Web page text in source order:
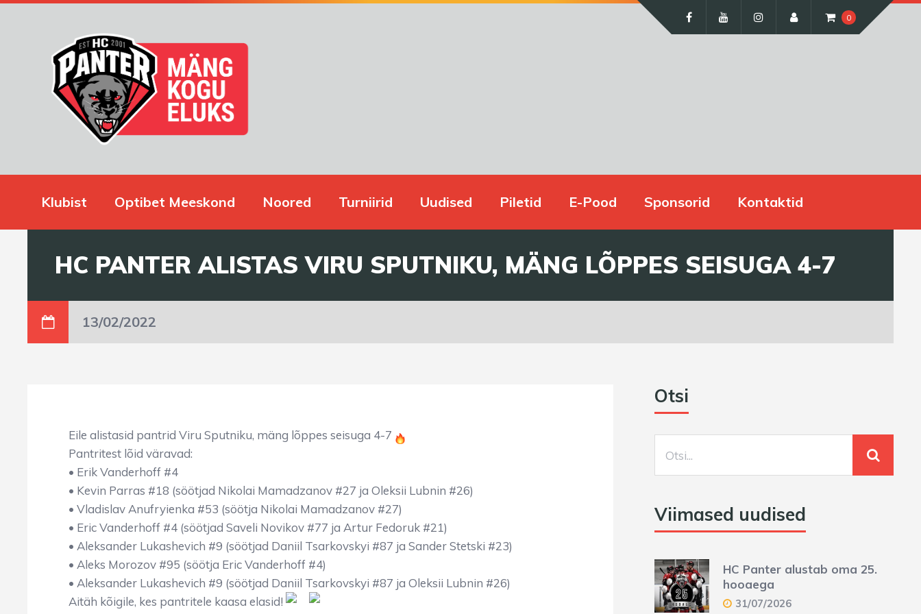
0
Klubist Optibet Meeskond Noored Turniirid Uudised Piletid E-Pood Sponsorid Kontaktid
HC PANTER ALISTAS VIRU SPUTNIKU, MÄNG LÕPPES SEISUGA 4-7
13/02/2022
Eile alistasid pantrid Viru Sputniku, mäng lõppes seisuga 4-7
Pantritest lõid väravad:
• Erik Vanderhoff #4
• Kevin Parras #18 (söötjad Nikolai Mamadzanov #27 ja Oleksii Lubnin #26)
• Vladislav Anufryienka #53 (söötja Nikolai Mamadzanov #27)
• Eric Vanderhoff #4 (söötjad Saveli Novikov #77 ja Artur Fedoruk #21)
• Aleksander Lukashevich #9 (söötjad Daniil Tsarkovskyi #87 ja Sander Stetski #23)
• Aleks Morozov #95 (söötja Eric Vanderhoff #4)
• Aleksander Lukashevich #9 (söötjad Daniil Tsarkovskyi #87 ja Oleksii Lubnin #26)
Aitäh kõigile, kes pantritele kaasa elasid!
Otsi
Viimased uudised
HC Panter alustab oma 25.
hooaega
31/07/2026